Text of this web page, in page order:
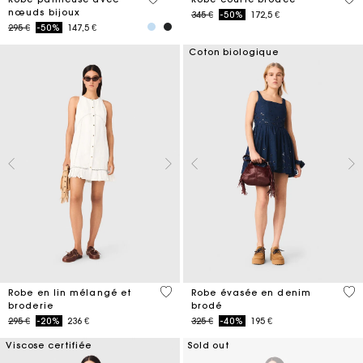
nœuds bijoux
Price reduced from
295 €to-50% 147,5 €
Price reduced from
345 €to-50% 172,5 €
Robe en lin mélangé et
broderie
Price reduced from
295 €to-20% 236 €
4,5 out of 5 Customer Rating
Coton biologique
Robe évasée en denim
brodé
Price reduced from
325 €to-40% 195 €
3,3
Viscose certifiée Sold out